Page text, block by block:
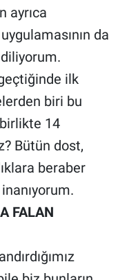
ayrıca
da
diliyorum.
ilk
biri bu
14
Bütün dost,
beraber
FALAN